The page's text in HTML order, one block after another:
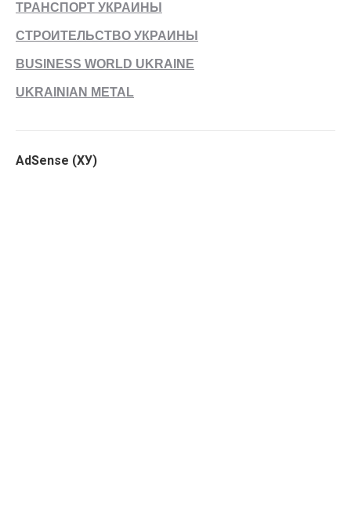
ТРАНСПОРТ УКРАИНЫ
СТРОИТЕЛЬСТВО УКРАИНЫ
BUSINESS WORLD UKRAINE
UKRAINIAN METAL
AdSense (ХУ)